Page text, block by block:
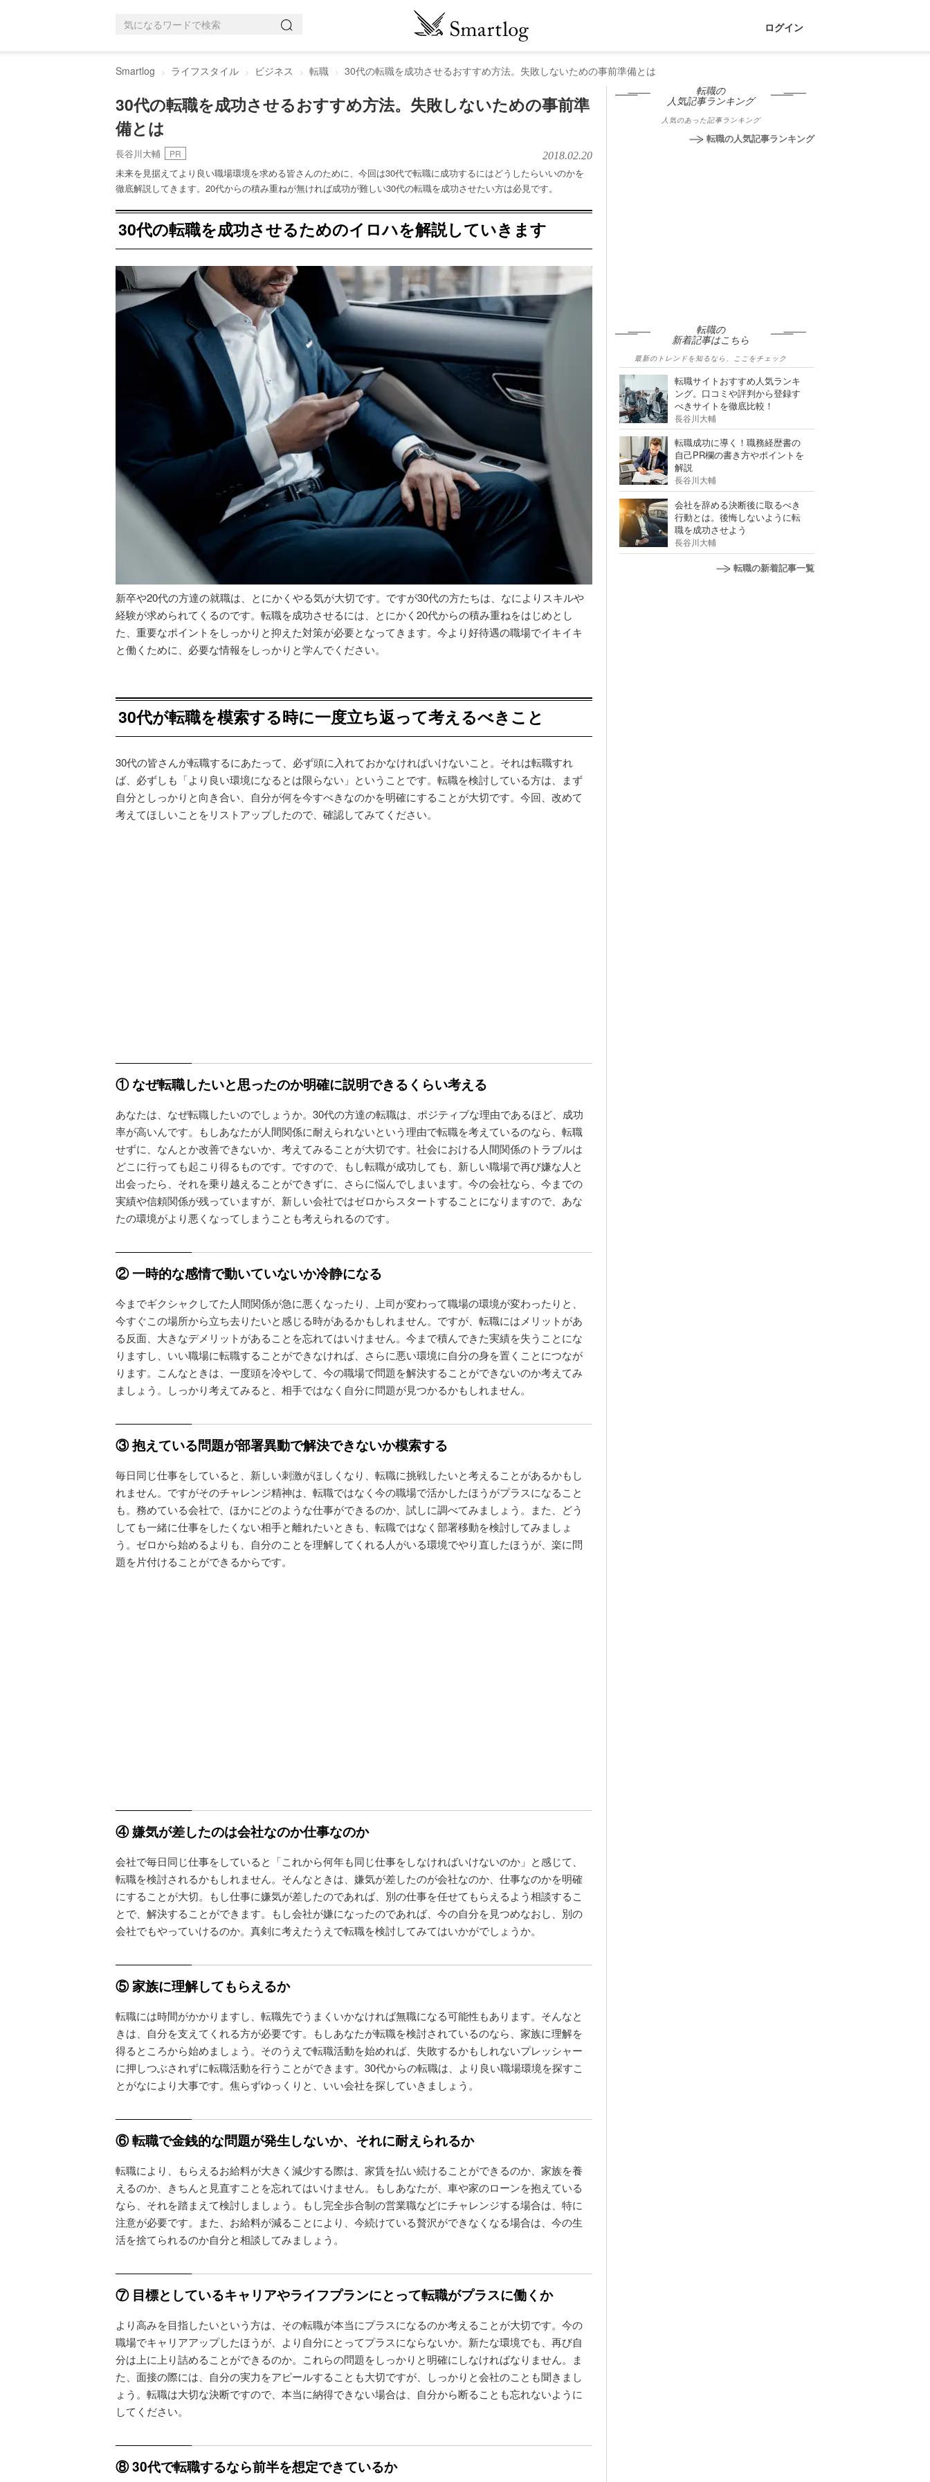
ログイン
Smartlog ライフスタイル ビジネス 転職 30代の転職を成功させるおすすめ方法。失敗しないための事前準備とは
30代の転職を成功させるおすすめ方法。失敗しないための事前準
備とは
長谷川大輔 PR 2018.02.20
未来を見据えてより良い職場環境を求める皆さんのために、今回は30代で転職に成功するにはどうしたらいいのかを
徹底解説してきます。20代からの積み重ねが無ければ成功が難しい30代の転職を成功させたい方は必見です。
30代の転職を成功させるためのイロハを解説していきます
新卒や20代の方達の就職は、とにかくやる気が大切です。ですが30代の方たちは、なによりスキルや
経験が求められてくるのです。転職を成功させるには、とにかく20代からの積み重ねをはじめとし
た、重要なポイントをしっかりと抑えた対策が必要となってきます。今より好待遇の職場でイキイキ
と働くために、必要な情報をしっかりと学んでください。
30代が転職を模索する時に一度立ち返って考えるべきこと
30代の皆さんが転職するにあたって、必ず頭に入れておかなければいけないこと。それは転職すれ
ば、必ずしも「より良い環境になるとは限らない」ということです。転職を検討している方は、まず
自分としっかりと向き合い、自分が何を今すべきなのかを明確にすることが大切です。今回、改めて
考えてほしいことをリストアップしたので、確認してみてください。
① なぜ転職したいと思ったのか明確に説明できるくらい考える
あなたは、なぜ転職したいのでしょうか。30代の方達の転職は、ポジティブな理由であるほど、成功
率が高いんです。もしあなたが人間関係に耐えられないという理由で転職を考えているのなら、転職
せずに、なんとか改善できないか、考えてみることが大切です。社会における人間関係のトラブルは
どこに行っても起こり得るものです。ですので、もし転職が成功しても、新しい職場で再び嫌な人と
出会ったら、それを乗り越えることができずに、さらに悩んでしまいます。今の会社なら、今までの
実績や信頼関係が残っていますが、新しい会社ではゼロからスタートすることになりますので、あな
たの環境がより悪くなってしまうことも考えられるのです。
② 一時的な感情で動いていないか冷静になる
今までギクシャクしてた人間関係が急に悪くなったり、上司が変わって職場の環境が変わったりと、
今すぐこの場所から立ち去りたいと感じる時があるかもしれません。ですが、転職にはメリットがあ
る反面、大きなデメリットがあることを忘れてはいけません。今まで積んできた実績を失うことにな
りますし、いい職場に転職することができなければ、さらに悪い環境に自分の身を置くことにつなが
ります。こんなときは、一度頭を冷やして、今の職場で問題を解決することができないのか考えてみ
ましょう。しっかり考えてみると、相手ではなく自分に問題が見つかるかもしれません。
③ 抱えている問題が部署異動で解決できないか模索する
毎日同じ仕事をしていると、新しい刺激がほしくなり、転職に挑戦したいと考えることがあるかもし
れません。ですがそのチャレンジ精神は、転職ではなく今の職場で活かしたほうがプラスになること
も。務めている会社で、ほかにどのような仕事ができるのか、試しに調べてみましょう。また、どう
しても一緒に仕事をしたくない相手と離れたいときも、転職ではなく部署移動を検討してみましょ
う。ゼロから始めるよりも、自分のことを理解してくれる人がいる環境でやり直したほうが、楽に問
題を片付けることができるからです。
④ 嫌気が差したのは会社なのか仕事なのか
会社で毎日同じ仕事をしていると「これから何年も同じ仕事をしなければいけないのか」と感じて、
転職を検討されるかもしれません。そんなときは、嫌気が差したのが会社なのか、仕事なのかを明確
にすることが大切。もし仕事に嫌気が差したのであれば、別の仕事を任せてもらえるよう相談するこ
とで、解決することができます。もし会社が嫌になったのであれば、今の自分を見つめなおし、別の
会社でもやっていけるのか。真剣に考えたうえで転職を検討してみてはいかがでしょうか。
⑤ 家族に理解してもらえるか
転職には時間がかかりますし、転職先でうまくいかなければ無職になる可能性もあります。そんなと
きは、自分を支えてくれる方が必要です。もしあなたが転職を検討されているのなら、家族に理解を
得るところから始めましょう。そのうえで転職活動を始めれば、失敗するかもしれないプレッシャー
に押しつぶされずに転職活動を行うことができます。30代からの転職は、より良い職場環境を探すこ
とがなにより大事です。焦らずゆっくりと、いい会社を探していきましょう。
⑥ 転職で金銭的な問題が発生しないか、それに耐えられるか
転職により、もらえるお給料が大きく減少する際は、家賃を払い続けることができるのか、家族を養
えるのか、きちんと見直すことを忘れてはいけません。もしあなたが、車や家のローンを抱えている
なら、それを踏まえて検討しましょう。もし完全歩合制の営業職などにチャレンジする場合は、特に
注意が必要です。また、お給料が減ることにより、今続けている贅沢ができなくなる場合は、今の生
活を捨てられるのか自分と相談してみましょう。
⑦ 目標としているキャリアやライフプランにとって転職がプラスに働くか
より高みを目指したいという方は、その転職が本当にプラスになるのか考えることが大切です。今の
職場でキャリアアップしたほうが、より自分にとってプラスにならないか。新たな環境でも、再び自
分は上に上り詰めることができるのか。これらの問題をしっかりと明確にしなければなりません。ま
た、面接の際には、自分の実力をアピールすることも大切ですが、しっかりと会社のことも聞きまし
ょう。転職は大切な決断ですので、本当に納得できない場合は、自分から断ることも忘れないように
してください。
⑧ 30代で転職するなら前半を想定できているか
転職の
人気記事ランキング
人気のあった記事ランキング
転職の人気記事ランキング
転職の
新着記事はこちら
最新のトレンドを知るなら、ここをチェック
転職サイトおすすめ人気ランキ
ング。口コミや評判から登録す
べきサイトを徹底比較！
長谷川大輔
転職成功に導く！職務経歴書の
自己PR欄の書き方やポイントを
解説
長谷川大輔
会社を辞める決断後に取るべき
行動とは。後悔しないように転
職を成功させよう
長谷川大輔
転職の新着記事一覧